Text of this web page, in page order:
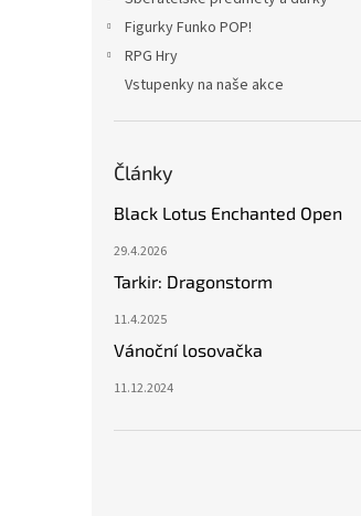
Figurky Funko POP!
RPG Hry
Vstupenky na naše akce
Články
Black Lotus Enchanted Open
29.4.2026
Tarkir: Dragonstorm
11.4.2025
Vánoční losovačka
11.12.2024